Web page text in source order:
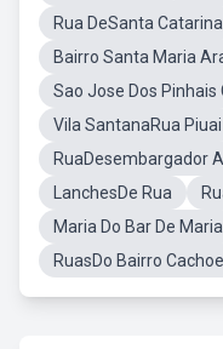
Rua DeSanta Catarina
Bairro Santa Maria
Sao Jose Dos Pinhais
Vila SantanaRua Piuai
RuaDesembargador
LanchesDe Rua
Maria Do Bar De Maria
RuasDo Bairro